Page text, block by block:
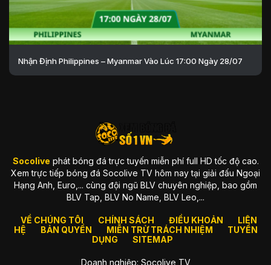
Nhận Định Philippines – Myanmar Vào Lúc 17:00 Ngày 28/07
Socolive phát bóng đá trực tuyến miễn phí full HD tốc độ cao.
Xem trực tiếp bóng đá Socolive TV hôm nay tại giải đấu Ngoại
Hạng Anh, Euro,... cùng đội ngũ BLV chuyên nghiệp, bao gồm
BLV Tap, BLV No Name, BLV Leo,...
VỀ CHÚNG TÔI CHÍNH SÁCH ĐIỀU KHOẢN
LIÊN
HỆ
BẢN QUYỀN MIỄN TRỪ TRÁCH NHIỆM
TUYỂN
DỤNG
SITEMAP
Doanh nghiệp: Socolive TV